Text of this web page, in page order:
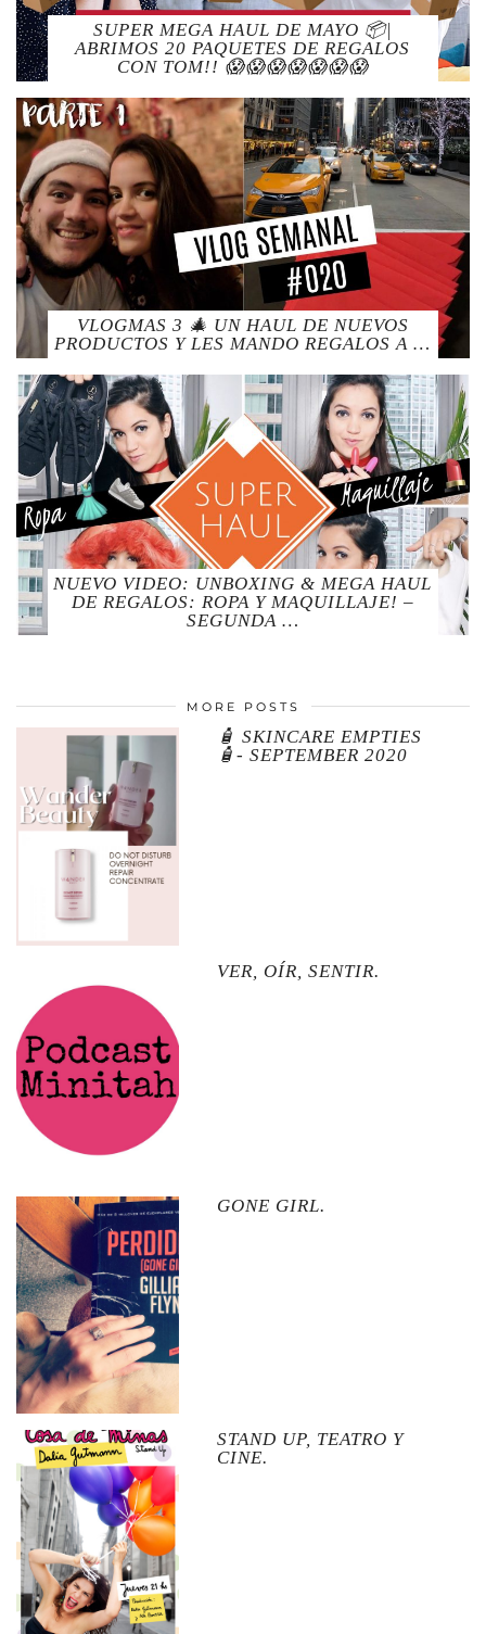
SUPER MEGA HAUL DE MAYO 📦|
ABRIMOS 20 PAQUETES DE REGALOS
CON TOM!! 😱😱😱😱😱😱😱
VLOGMAS 3 🎄 UN HAUL DE NUEVOS
PRODUCTOS Y LES MANDO REGALOS A …
NUEVO VIDEO: UNBOXING & MEGA HAUL
DE REGALOS: ROPA Y MAQUILLAJE! –
SEGUNDA …
MORE POSTS
🧴 SKINCARE EMPTIES
🧴- SEPTEMBER 2020
VER, OÍR, SENTIR.
GONE GIRL.
STAND UP, TEATRO Y
CINE.